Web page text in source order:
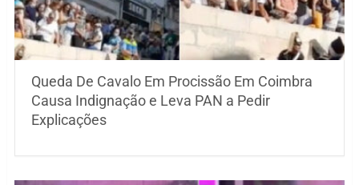
Queda De Cavalo Em Procissão Em Coimbra
Causa Indignação e Leva PAN a Pedir
Explicações